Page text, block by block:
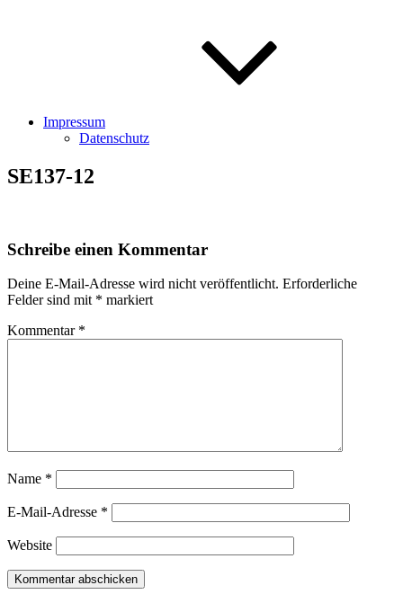
Impressum
Datenschutz
SE137-12
Schreibe einen Kommentar
Deine E-Mail-Adresse wird nicht veröffentlicht. Erforderliche
Felder sind mit * markiert
Kommentar *
Name *
E-Mail-Adresse *
Website